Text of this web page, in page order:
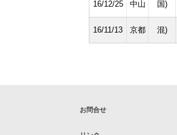
16/12/25 中山 国)
16/11/13 京都 混)
お問合せ